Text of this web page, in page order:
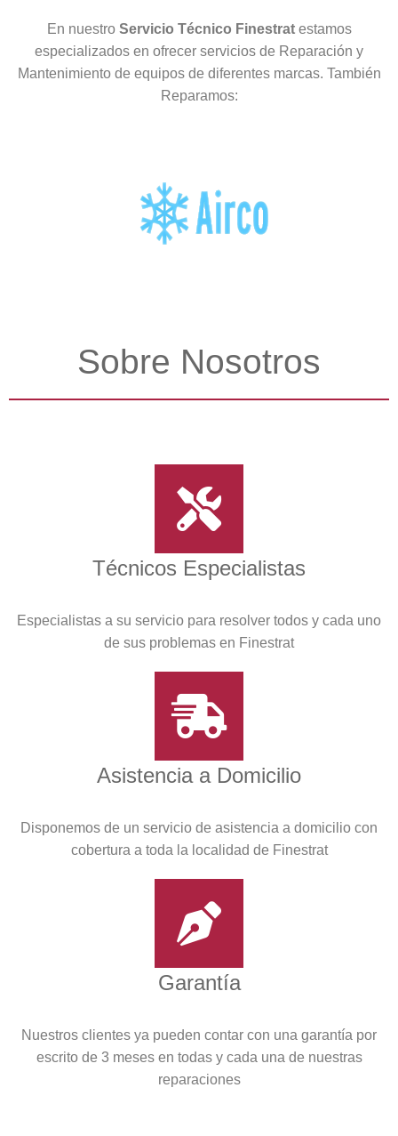
En nuestro Servicio Técnico Finestrat estamos
especializados en ofrecer servicios de Reparación y
Mantenimiento de equipos de diferentes marcas. También
Reparamos:
Sobre Nosotros
Técnicos Especialistas
Especialistas a su servicio para resolver todos y cada uno
de sus problemas en Finestrat
Asistencia a Domicilio
Disponemos de un servicio de asistencia a domicilio con
cobertura a toda la localidad de Finestrat
Garantía
Nuestros clientes ya pueden contar con una garantía por
escrito de 3 meses en todas y cada una de nuestras
reparaciones